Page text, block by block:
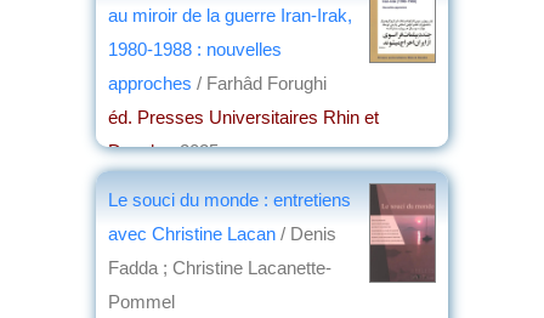
au miroir de la guerre Iran-Irak,
1980-1988 : nouvelles
approches / Farhâd Forughi
éd. Presses Universitaires Rhin et
Danube, 2025
Le souci du monde : entretiens
avec Christine Lacan / Denis
Fadda ; Christine Lacanette-
Pommel